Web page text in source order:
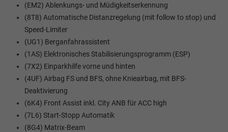
(EM2) Ablenkungs- und Müdigkeitserkennung
(8T8) Automatische Distanzregelung (mit follow to stop) und
Speed-Limiter
(UG1) Berganfahrassistent
(1AS) Elektronisches Stabilisierungsprogramm (ESP)
(7X2) Einparkhilfe vorne und hinten
(4UF) Airbag FS und BFS, ohne Knieairbag, mit BFS-
Deaktivierung
(6K4) Front Assist inkl. City ANB für ACC high
(7L6) Start-Stopp Automatik
(8G4) Matrix-Beam